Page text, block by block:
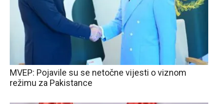
MVEP: Pojavile su se netočne vijesti o viznom
režimu za Pakistance